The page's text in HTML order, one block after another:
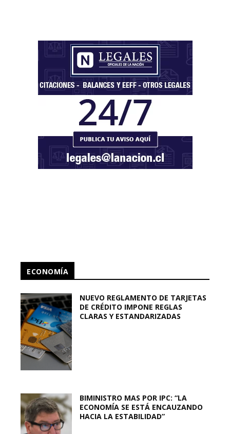
ECONOMÍA
NUEVO REGLAMENTO DE TARJETAS
DE CRÉDITO IMPONE REGLAS
CLARAS Y ESTANDARIZADAS
BIMINISTRO MAS POR IPC: “LA
ECONOMÍA SE ESTÁ ENCAUZANDO
HACIA LA ESTABILIDAD”